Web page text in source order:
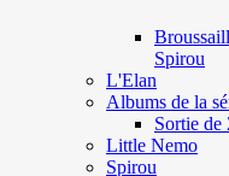
Spirou
L'Elan
Albums de la
Sortie de
Little Nemo
Spirou